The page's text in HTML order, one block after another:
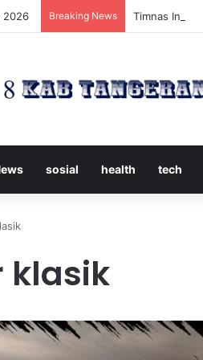
2026 Breaking News Timnas
sosial health tech
klasik